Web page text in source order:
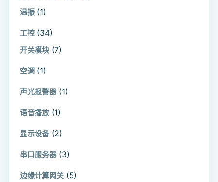
温振 (1)
工控 (34)
开关模块 (7)
空调 (1)
声光报警器 (1)
语音播放 (1)
显示设备 (2)
串口服务器 (3)
边缘计算网关 (5)